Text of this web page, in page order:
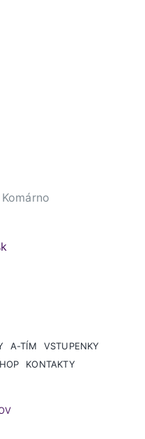
A-TÍM
VSTUPENKY
KONTAKTY